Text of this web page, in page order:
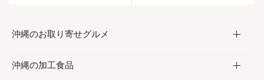
沖縄のお取り寄せグルメ
お取り寄せグルメ
沖縄の加工食品